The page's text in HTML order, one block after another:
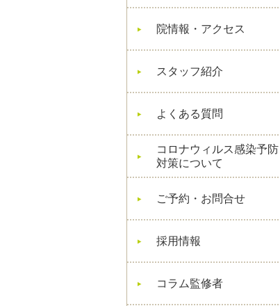
院情報・アクセス
スタッフ紹介
よくある質問
コロナウィルス感染予防
対策について
ご予約・お問合せ
採用情報
コラム監修者